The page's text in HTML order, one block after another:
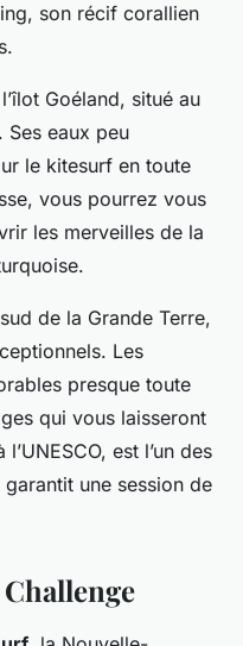
son récif corallien
Goéland, situé au
eaux peu
le kitesurf en toute
vous pourrez vous
les merveilles de la
de la Grande Terre,
Les
presque toute
qui vous laisseront
est l’un des
une session de